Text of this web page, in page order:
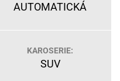
AUTOMATICKÁ
KAROSERIE:
SUV